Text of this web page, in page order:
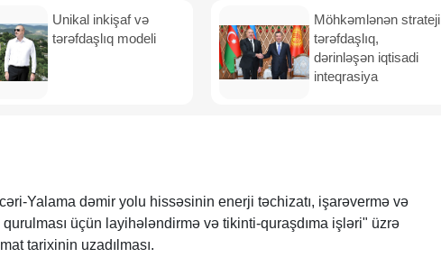
Unikal inkişaf və
tərəfdaşlıq modeli
Möhkəmlənən strateji
tərəfdaşlıq,
dərinləşən iqtisadi
inteqrasiya
Yalama dəmir yolu hissəsinin enerji təchizatı, işarəvermə və
üçün layihələndirmə və tikinti-quraşdıma işləri" üzrə
tarixinin uzadılması.